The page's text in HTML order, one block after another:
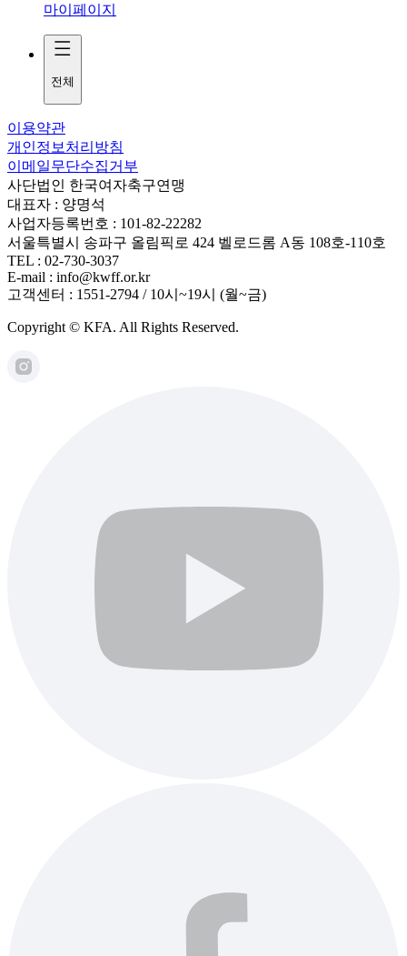
마이페이지
전체
이용약관
개인정보처리방침
이메일무단수집거부
사단법인 한국여자축구연맹
대표자 : 양명석
사업자등록번호 : 101-82-22282
서울특별시 송파구 올림픽로 424 벨로드롬 A동 108호-110호
TEL : 02-730-3037
E-mail : info@kwff.or.kr
고객센터 : 1551-2794 / 10시~19시 (월~금)
Copyright © KFA. All Rights Reserved.